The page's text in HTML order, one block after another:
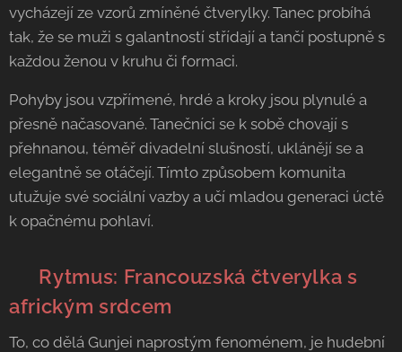
vycházejí ze vzorů zmíněné čtverylky. Tanec probíhá
tak, že se muži s galantností střídají a tančí postupně s
každou ženou v kruhu či formaci.
Pohyby jsou vzpřímené, hrdé a kroky jsou plynulé a
přesně načasované. Tanečníci se k sobě chovají s
přehnanou, téměř divadelní slušností, uklánějí se a
elegantně se otáčejí. Tímto způsobem komunita
utužuje své sociální vazby a učí mladou generaci úctě
k opačnému pohlaví.
🥁 Rytmus: Francouzská čtverylka s
africkým srdcem
To, co dělá Gunjei naprostým fenoménem, je hudební